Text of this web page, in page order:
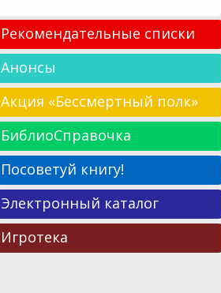
Рекомендательные списки
Анонсы
Акция «Бессмертный полк»
БиблиоСправочка
Посоветуй книгу!
Электронный каталог
Игротека